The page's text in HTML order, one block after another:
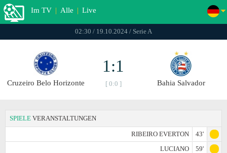
Im TV | Alle | Live
02:30 / 19.10.2024 / Serie A
Cruzeiro Belo Horizonte
1:1
[ 0:0 ] Bahia Salvador
SPIELE VERANSTALTUNGEN
RIBEIRO EVERTON
43'
LUCIANO
59'